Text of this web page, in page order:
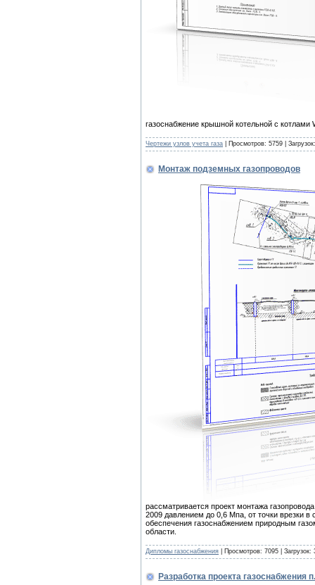
газоснабжение крышной котельной с котлами
Чертежи узлов учета газа | Просмотров: 5759 |
Монтаж подземных газопроводов
рассматривается проект монтажа
2009 давлением до 0,6 Мпа, от точки врезки
обеспечения газоснабжением природным
области.
Дипломы газоснабжения | Просмотров: 7095 |
Разработка проекта газоснабжения